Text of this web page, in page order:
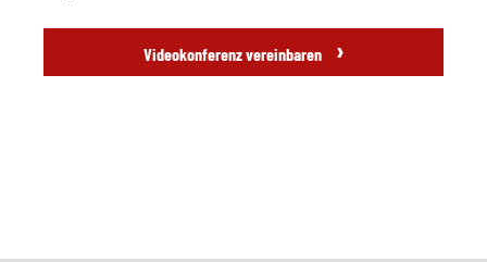
Videokonferenz vereinbaren ›